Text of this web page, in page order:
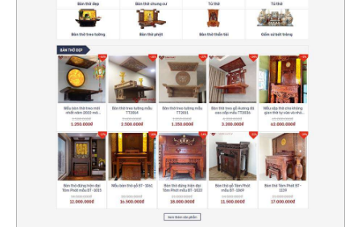
4767
CHI TIẾT